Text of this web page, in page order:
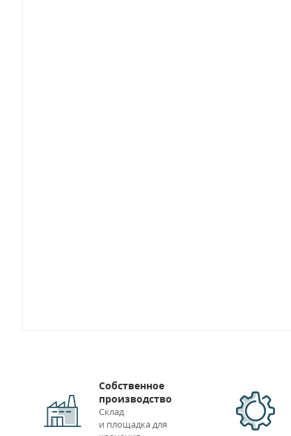
Собственное
производство
Склад
и площадка для